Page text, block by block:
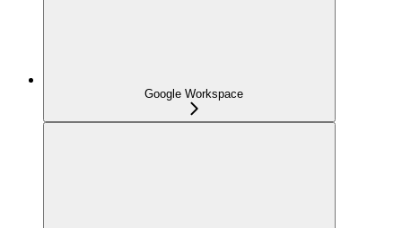
Google Workspace